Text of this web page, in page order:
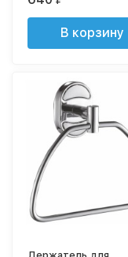
В корзину